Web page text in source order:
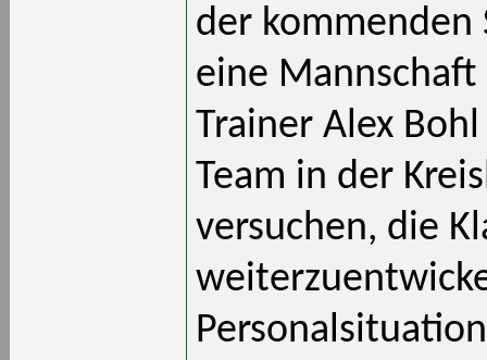
der kommenden
eine
Trainer Alex
Team in der
versuchen, die